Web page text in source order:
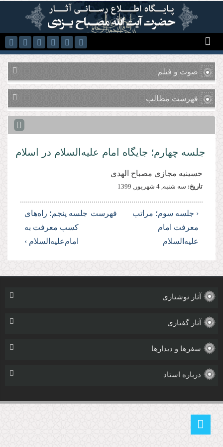
رفتن به محتوای اصلی
صوت و فیلم
فهرست مطالب
جلسه چهارم؛ جایگاه امام علیه‌السلام در اسلام
حسینیه مجازی مصباح الهدی
تاریخ: سه شنبه, 4 شهريور, 1399
‹ جلسه سوم؛ مراتب
معرفت امام
علیه‌السلام
فهرست جلسه پنجم؛ راه‌های
کسب معرفت به
امام‌علیه‌السلام ›
آثار نوشتاری
آثار گفتاری
سفرها و دیدارها
درباره استاد